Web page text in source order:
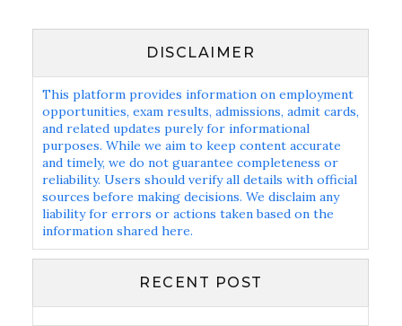
DISCLAIMER
This platform provides information on employment
opportunities, exam results, admissions, admit cards,
and related updates purely for informational
purposes. While we aim to keep content accurate
and timely, we do not guarantee completeness or
reliability. Users should verify all details with official
sources before making decisions. We disclaim any
liability for errors or actions taken based on the
information shared here.
RECENT POST